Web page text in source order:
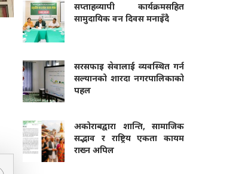
सप्ताहव्यापी कार्यक्रमसहित
सामुदायिक वन दिवस मनाइँदै
सरसफाइ सेवालाई व्यवस्थित गर्न
सल्यानको शारदा नगरपालिकाको
पहल
अकोराबद्वारा शान्ति, सामाजिक
सद्भाव र राष्ट्रिय एकता कायम
राख्न अपिल